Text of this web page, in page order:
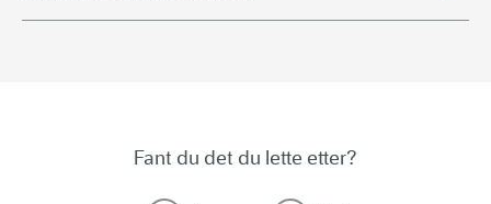
Fant du det du lette etter?